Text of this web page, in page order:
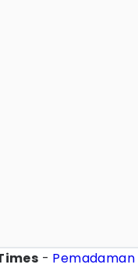
- Pemadaman